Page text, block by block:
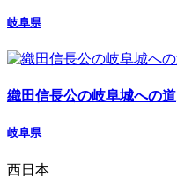
岐阜県
織田信長公の岐阜城への道
岐阜県
西日本